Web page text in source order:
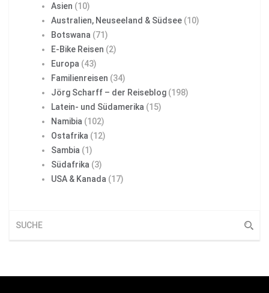
Asien (10)
Australien, Neuseeland & Südsee (10)
Botswana (71)
E-Bike Reisen (2)
Europa (43)
Familienreisen (34)
Jörg Scharff – der Reiseblog (198)
Latein- und Südamerika (15)
Namibia (102)
Ostafrika (12)
Sambia (1)
Südafrika (3)
USA & Kanada (17)